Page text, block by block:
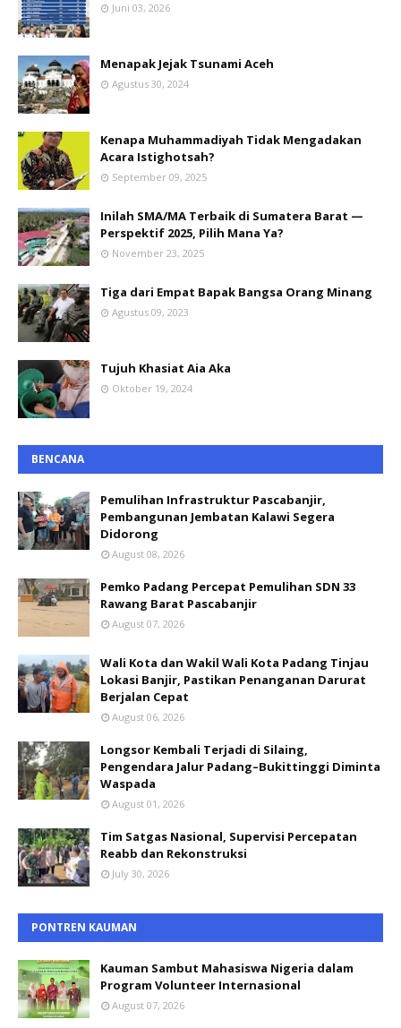
Juni 03, 2026
Menapak Jejak Tsunami Aceh
Agustus 30, 2024
Kenapa Muhammadiyah Tidak Mengadakan
Acara Istighotsah?
September 09, 2025
Inilah SMA/MA Terbaik di Sumatera Barat —
Perspektif 2025, Pilih Mana Ya?
November 23, 2025
Tiga dari Empat Bapak Bangsa Orang Minang
Agustus 09, 2023
Tujuh Khasiat Aia Aka
Oktober 19, 2024
BENCANA
Pemulihan Infrastruktur Pascabanjir,
Pembangunan Jembatan Kalawi Segera
Didorong
August 08, 2026
Pemko Padang Percepat Pemulihan SDN 33
Rawang Barat Pascabanjir
August 07, 2026
Wali Kota dan Wakil Wali Kota Padang Tinjau
Lokasi Banjir, Pastikan Penanganan Darurat
Berjalan Cepat
August 06, 2026
Longsor Kembali Terjadi di Silaing,
Pengendara Jalur Padang–Bukittinggi Diminta
Waspada
August 01, 2026
Tim Satgas Nasional, Supervisi Percepatan
Reabb dan Rekonstruksi
July 30, 2026
PONTREN KAUMAN
Kauman Sambut Mahasiswa Nigeria dalam
Program Volunteer Internasional
August 07, 2026